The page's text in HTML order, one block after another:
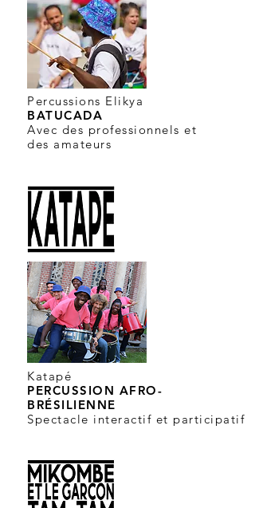
Percussions Elikya
BATUCADA
Avec des professionnels et
des amateurs
Katapé
PERCUSSION AFRO-
BRÉSILIENNE
Spectacle interactif et participatif